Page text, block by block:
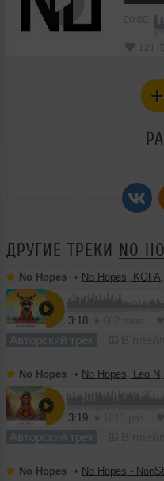
121
ДРУГИЕ ТРЕКИ NO
No Hopes ➝ No Hopes, KOFA, VANI -
3:18
Авторский трек
No Hopes ➝ No Hopes, Leo N, Kofa
3:19
Авторский трек
No Hopes ➝ No Hopes -